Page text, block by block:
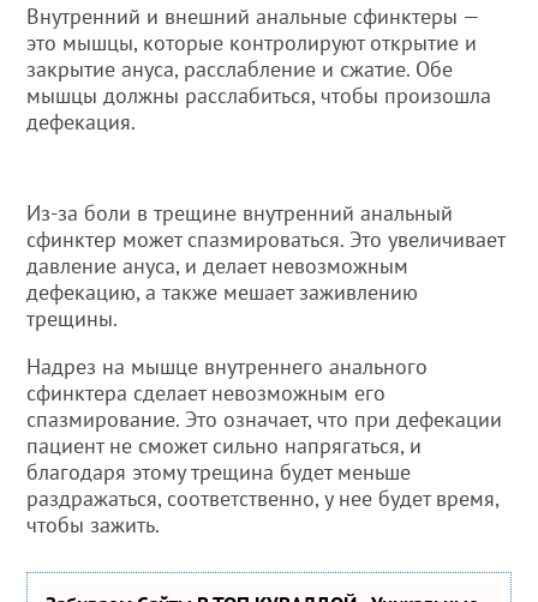
Внутренний и внешний анальные сфинктеры —
это мышцы, которые контролируют открытие и
закрытие ануса, расслабление и сжатие. Обе
мышцы должны расслабиться, чтобы произошла
дефекация.
Из-за боли в трещине внутренний анальный
сфинктер может спазмироваться. Это увеличивает
давление ануса, и делает невозможным
дефекацию, а также мешает заживлению
трещины.
Надрез на мышце внутреннего анального
сфинктера сделает невозможным его
спазмирование. Это означает, что при дефекации
пациент не сможет сильно напрягаться, и
благодаря этому трещина будет меньше
раздражаться, соответственно, у нее будет время,
чтобы зажить.